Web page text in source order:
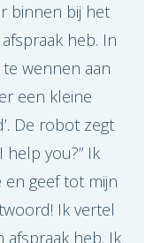
binnen bij het
heb. In
wennen aan
een kleine
De robot zegt
help you?” Ik
geef tot mijn
Ik vertel
afspraak heb. Ik